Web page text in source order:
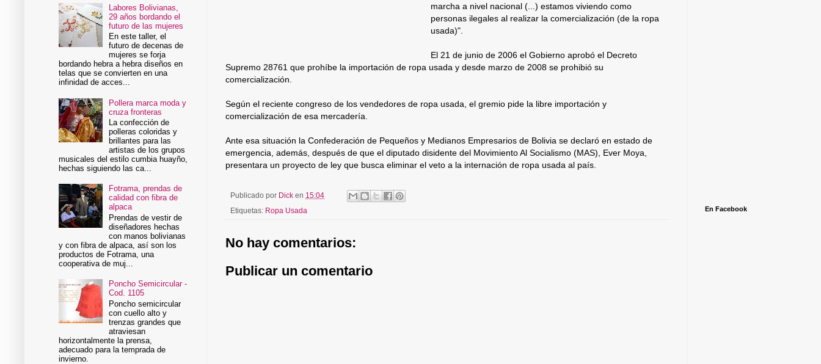
marcha a nivel nacional (...) estamos viviendo como
personas ilegales al realizar la comercialización (de la ropa
usada)".
El 21 de junio de 2006 el Gobierno aprobó el Decreto
Supremo 28761 que prohíbe la importación de ropa usada y desde marzo de 2008 se prohibió su
comercialización.
Según el reciente congreso de los vendedores de ropa usada, el gremio pide la libre importación y
comercialización de esa mercadería.
Ante esa situación la Confederación de Pequeños y Medianos Empresarios de Bolivia se declaró en estado de
emergencia, además, después de que el diputado disidente del Movimiento Al Socialismo (MAS), Ever Moya,
presentara un proyecto de ley que busca eliminar el veto a la internación de ropa usada al país.
Publicado por Dick en 15:04
Etiquetas: Ropa Usada
No hay comentarios:
Publicar un comentario
Labores Bolivianas,
29 años bordando el
futuro de las mujeres
En este taller, el
futuro de decenas de
mujeres se forja
bordando hebra a hebra diseños en
telas que se convierten en una
infinidad de acces...
Pollera marca moda y
cruza fronteras
La confección de
polleras coloridas y
brillantes para las
artistas de los grupos
musicales del estilo cumbia huayño,
hechas siguiendo las ca...
Fotrama, prendas de
calidad con fibra de
alpaca
Prendas de vestir de
diseñadores hechas
con manos bolivianas
y con fibra de alpaca, así son los
productos de Fotrama, una
cooperativa de muj...
Poncho Semicircular -
Cod. 1105
Poncho semicircular
con cuello alto y
trenzas grandes que
atraviesan
horizontalmente la prensa,
adecuado para la temprada de
invierno.
En Facebook